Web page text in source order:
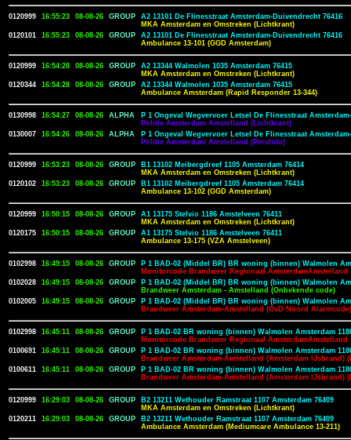
0120999 16:55:23 08-08-26 GROUP
A2 13101 De Flinesstraat Amsterdam-Duivendrecht 76416
MKA Amsterdam en Omstreken (Lichtkrant)
0120101
16:55:23 08-08-26 GROUP
A2 13101 De Flinesstraat Amsterdam-Duivendrecht 76416
Ambulance 13-101 (GGD Amsterdam)
0120999 16:54:28 08-08-26 GROUP
A2 13344 Walmolen 1035 Amsterdam 76415
MKA Amsterdam en Omstreken (Lichtkrant)
0120344
16:54:28 08-08-26 GROUP
A2 13344 Walmolen 1035 Amsterdam 76415
Ambulance Amsterdam (Rapid Responder 13-344)
0130998 16:54:27 08-08-26 ALPHA
P 1 Ongeval Wegvervoer Letsel De Flinesstraat
Politie Amsterdam Amstelland (Lichtkrant)
0130007
16:54:26 08-08-26 ALPHA
P 1 Ongeval Wegvervoer Letsel De Flinesstraat
Politie Amsterdam Amstelland (PersInfo)
0120999 16:53:23 08-08-26 GROUP
B1 13102 Meibergdreef 1105 Amsterdam 76414
MKA Amsterdam en Omstreken (Lichtkrant)
0120102
16:53:23 08-08-26 GROUP
B1 13102 Meibergdreef 1105 Amsterdam 76414
Ambulance 13-102 (GGD Amsterdam)
0120999 16:50:15 08-08-26 GROUP
A1 13175 Stelvio 1186 Amstelveen 76411
MKA Amsterdam en Omstreken (Lichtkrant)
0120175
16:50:15 08-08-26 GROUP
A1 13175 Stelvio 1186 Amstelveen 76411
Ambulance 13-175 (VZA Amstelveen)
0102998 16:49:15 08-08-26 GROUP
P 1 BAD-02 (Middel BR) BR woning (binnen) Walmolen
Monitorcode Brandweer Regionaal AmsterdamAmstelland
0102028
16:49:15 08-08-26 GROUP
P 1 BAD-02 (Middel BR) BR woning (binnen) Walmolen
Brandweer Amsterdam - Amstelland (Onbekende code)
0102005
16:49:15 08-08-26 GROUP
P 1 BAD-02 (Middel BR) BR woning (binnen) Walmolen
Brandweer Amsterdam-Amstelland (OvD Noord Alarmcode)
0102998 16:45:11 08-08-26 GROUP
P 1 BAD-02 BR woning (binnen) Walmolen Amsterdam
Monitorcode Brandweer Regionaal AmsterdamAmstelland
0100691
16:45:11 08-08-26 GROUP
P 1 BAD-02 BR woning (binnen) Walmolen Amsterdam
Brandweer Amsterdam-Amstelland (Amsterdam IJsbrand)
0100611
16:45:11 08-08-26 GROUP
P 1 BAD-02 BR woning (binnen) Walmolen Amsterdam
Brandweer Amsterdam-Amstelland (Amsterdam IJsbrand)
0120999 16:29:03 08-08-26 GROUP
B2 13211 Wethouder Ramstraat 1107 Amsterdam 76409
MKA Amsterdam en Omstreken (Lichtkrant)
0120211
16:29:03 08-08-26 GROUP
B2 13211 Wethouder Ramstraat 1107 Amsterdam 76409
Ambulance Amsterdam (Mediumcare Ambulance 13-211)